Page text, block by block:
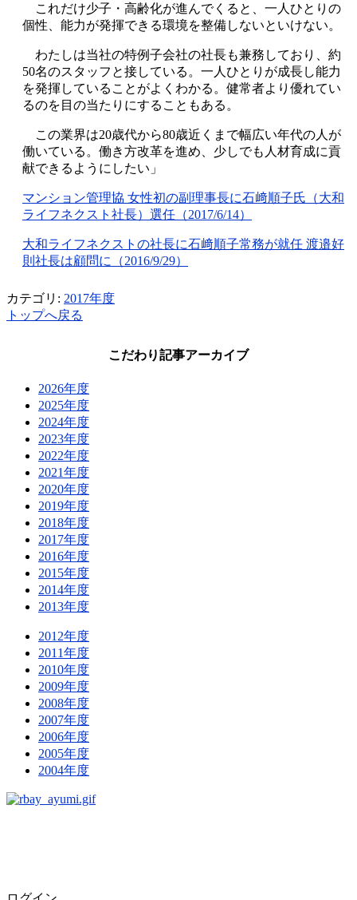
これだけ少子・高齢化が進んでくると、一人ひとりの
個性、能力が発揮できる環境を整備しないといけない。
わたしは当社の特例子会社の社長も兼務しており、約
50名のスタッフと接している。一人ひとりが成長し能力
を発揮していることがよくわかる。健常者より優れてい
るのを目の当たりにすることもある。
この業界は20歳代から80歳近くまで幅広い年代の人が
働いている。働き方改革を進め、少しでも人材育成に貢
献できるようにしたい」
マンション管理協 女性初の副理事長に石﨑順子氏（大和
ライフネクスト社長）選任（2017/6/14）
大和ライフネクストの社長に石﨑順子常務が就任 渡邉好
則社長は顧問に（2016/9/29）
カテゴリ: 2017年度
トップへ戻る
こだわり記事アーカイブ
2026年度
2025年度
2024年度
2023年度
2022年度
2021年度
2020年度
2019年度
2018年度
2017年度
2016年度
2015年度
2014年度
2013年度
2012年度
2011年度
2010年度
2009年度
2008年度
2007年度
2006年度
2005年度
2004年度